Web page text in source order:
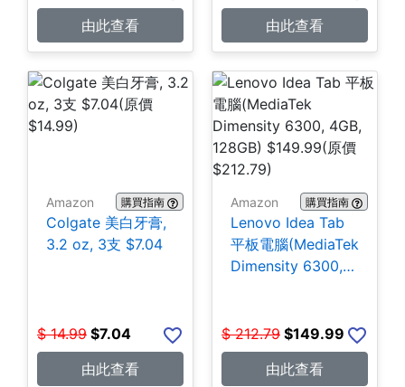
由此查看
由此查看
Amazon 購買指南
Colgate 美白牙膏,
3.2 oz, 3支 $7.04
$ 14.99 $7.04
由此查看
Amazon 購買指南
Lenovo Idea Tab
平板電腦(MediaTek
Dimensity 6300,
$ 212.79 $149.99
由此查看